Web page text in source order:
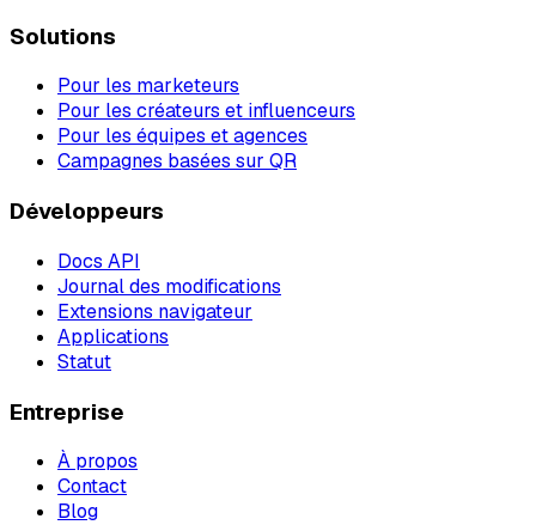
Solutions
Pour les marketeurs
Pour les créateurs et influenceurs
Pour les équipes et agences
Campagnes basées sur QR
Développeurs
Docs API
Journal des modifications
Extensions navigateur
Applications
Statut
Entreprise
À propos
Contact
Blog